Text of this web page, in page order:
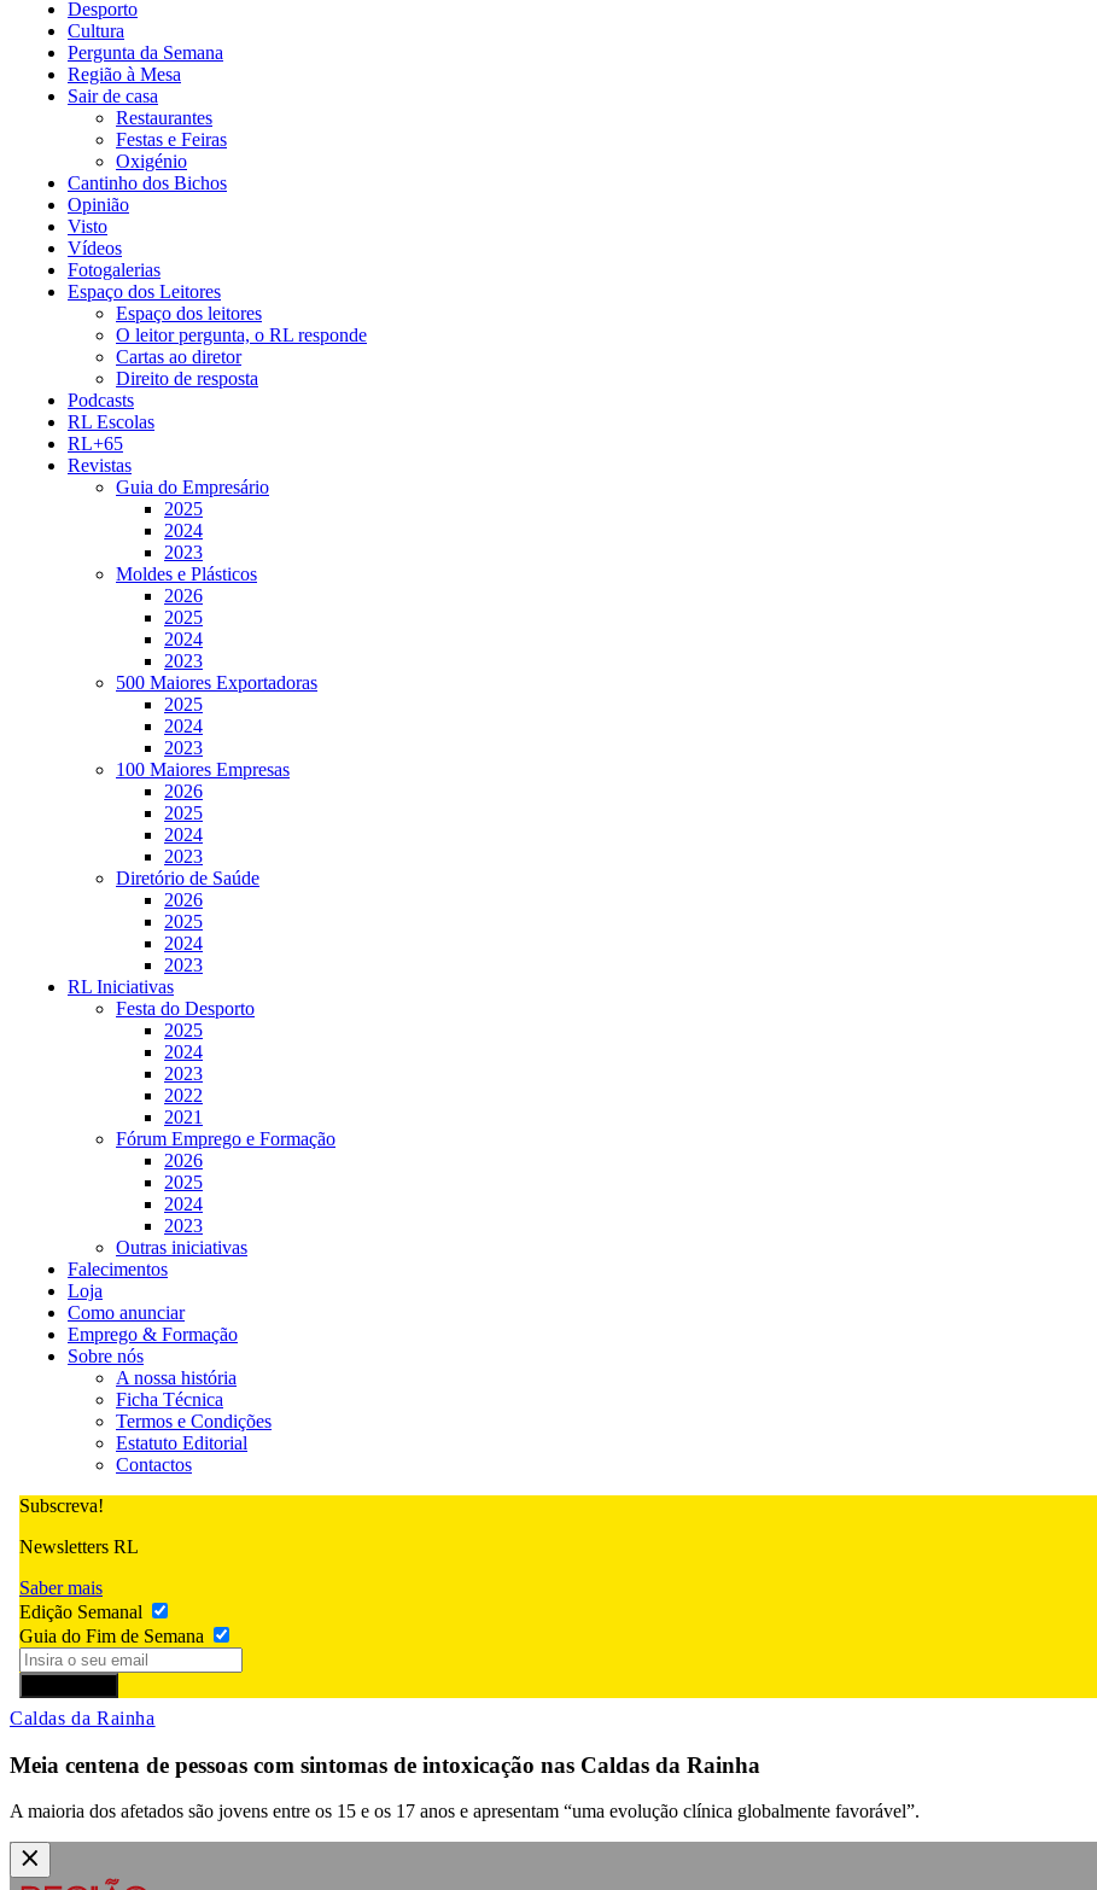
Desporto
Cultura
Pergunta da Semana
Região à Mesa
Sair de casa
Restaurantes
Festas e Feiras
Oxigénio
Cantinho dos Bichos
Opinião
Visto
Vídeos
Fotogalerias
Espaço dos Leitores
Espaço dos leitores
O leitor pergunta, o RL responde
Cartas ao diretor
Direito de resposta
Podcasts
RL Escolas
RL+65
Revistas
Guia do Empresário
2025
2024
2023
Moldes e Plásticos
2026
2025
2024
2023
500 Maiores Exportadoras
2025
2024
2023
100 Maiores Empresas
2026
2025
2024
2023
Diretório de Saúde
2026
2025
2024
2023
RL Iniciativas
Festa do Desporto
2025
2024
2023
2022
2021
Fórum Emprego e Formação
2026
2025
2024
2023
Outras iniciativas
Falecimentos
Loja
Como anunciar
Emprego & Formação
Sobre nós
A nossa história
Ficha Técnica
Termos e Condições
Estatuto Editorial
Contactos
Subscreva!
Newsletters RL
Saber mais
Edição Semanal
Guia do Fim de Semana
Caldas da Rainha
Meia centena de pessoas com sintomas de intoxicação nas Caldas da Rainha
A maioria dos afetados são jovens entre os 15 e os 17 anos e apresentam “uma evolução clínica globalmente favorável”.